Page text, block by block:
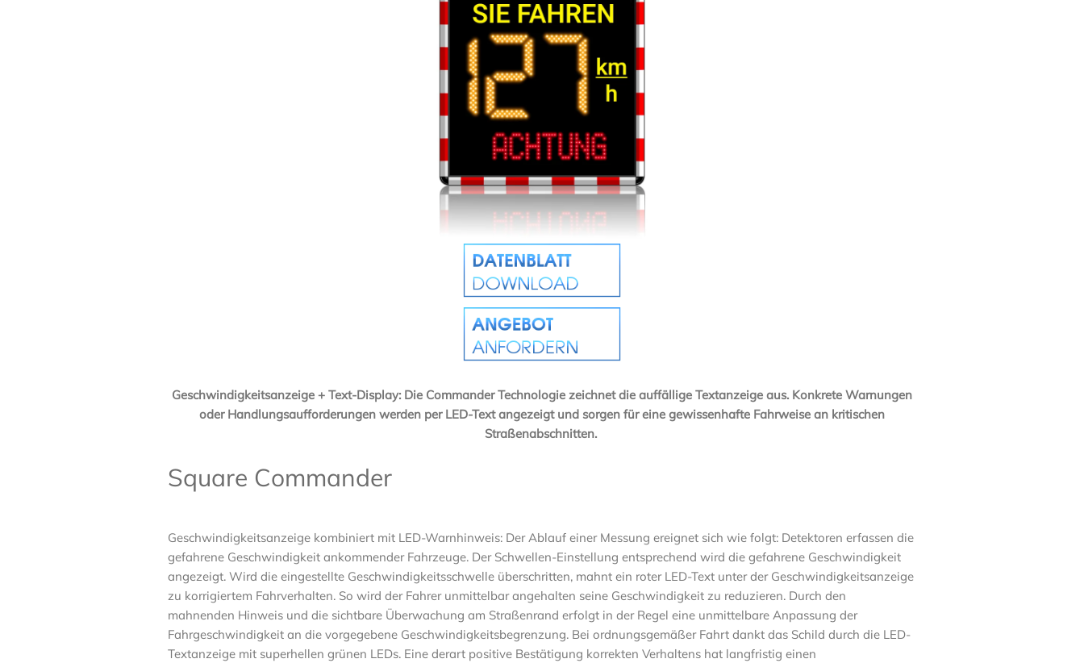
Geschwindigkeitsanzeige + Text-Display: Die Commander Technologie zeichnet die auffällige Textanzeige aus. Konkrete Warnungen
oder Handlungsaufforderungen werden per LED-Text angezeigt und sorgen für eine gewissenhafte Fahrweise an kritischen
Straßenabschnitten.
Square Commander
Geschwindigkeitsanzeige kombiniert mit LED-Warnhinweis: Der Ablauf einer Messung ereignet sich wie folgt: Detektoren erfassen die
gefahrene Geschwindigkeit ankommender Fahrzeuge. Der Schwellen-Einstellung entsprechend wird die gefahrene Geschwindigkeit
angezeigt. Wird die eingestellte Geschwindigkeitsschwelle überschritten, mahnt ein roter LED-Text unter der Geschwindigkeitsanzeige
zu korrigiertem Fahrverhalten. So wird der Fahrer unmittelbar angehalten seine Geschwindigkeit zu reduzieren. Durch den
mahnenden Hinweis und die sichtbare Überwachung am Straßenrand erfolgt in der Regel eine unmittelbare Anpassung der
Fahrgeschwindigkeit an die vorgegebene Geschwindigkeitsbegrenzung. Bei ordnungsgemäßer Fahrt dankt das Schild durch die LED-
Textanzeige mit superhellen grünen LEDs. Eine derart positive Bestätigung korrekten Verhaltens hat langfristig einen